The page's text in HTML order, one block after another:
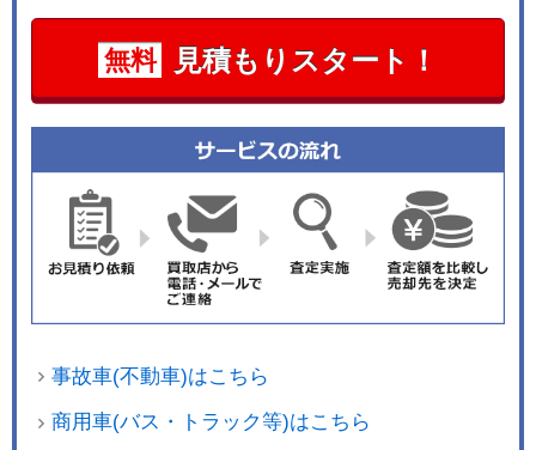
と安全性を向上させた。2008年8月にはカーナビ
を最新仕様に変更したほか、内装の仕様の選択肢
を拡大させた。
無料 見積もりスタート！
事故車(不動車)はこちら
商用車(バス・トラック等)はこちら